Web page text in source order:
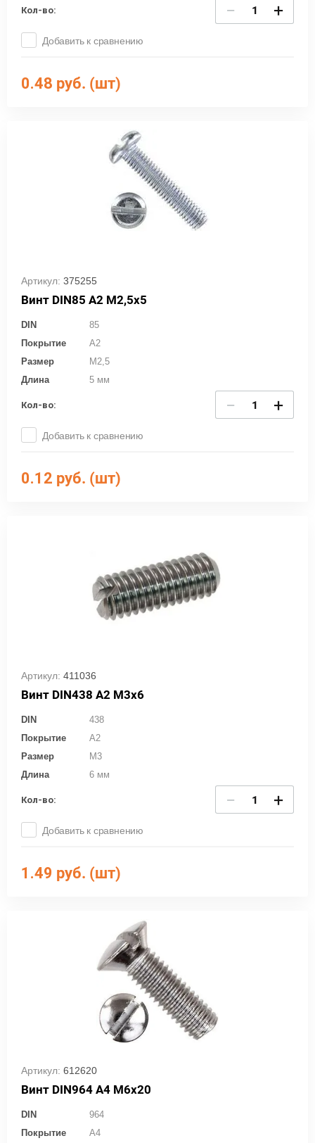
Кол-во: − +
Добавить к сравнению
0.48 руб. (шт)
Артикул: 375255
Винт DIN85 А2 М2,5x5
DIN
85
Покрытие
A2
Размер
M2,5
Длина
5 мм
Кол-во: − +
Добавить к сравнению
0.12 руб. (шт)
Артикул: 411036
Винт DIN438 A2 M3x6
DIN
438
Покрытие
A2
Размер
M3
Длина
6 мм
Кол-во: − +
Добавить к сравнению
1.49 руб. (шт)
Артикул: 612620
Винт DIN964 А4 М6х20
DIN
964
Покрытие
A4